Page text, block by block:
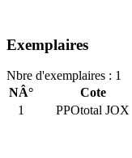
Exemplaires
Nbre d'exemplaires : 1
NÂ°
Cote
1
PPOtotal JOX